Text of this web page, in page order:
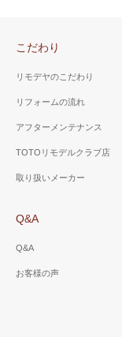
こだわり
リモデヤのこだわり
リフォームの流れ
アフターメンテナンス
TOTOリモデルクラブ店
取り扱いメーカー
Q&A
Q&A
お客様の声